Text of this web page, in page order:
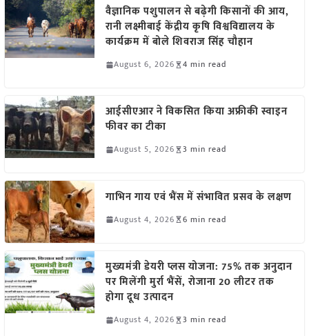
वैज्ञानिक पशुपालन से बढ़ेगी किसानों की आय,
रानी लक्ष्मीबाई केंद्रीय कृषि विश्वविद्यालय के
कार्यक्रम में बोले शिवराज सिंह चौहान
August 6, 2026 4 min read
आईसीएआर ने विकसित किया अफ्रीकी स्वाइन
फीवर का टीका
August 5, 2026 3 min read
गाभिन गाय एवं भैंस में संभावित प्रसव के लक्षण
August 4, 2026 6 min read
मुख्यमंत्री डेयरी प्लस योजना: 75% तक अनुदान
पर मिलेंगी मुर्रा भैंसें, रोजाना 20 लीटर तक
होगा दूध उत्पादन
August 4, 2026 3 min read